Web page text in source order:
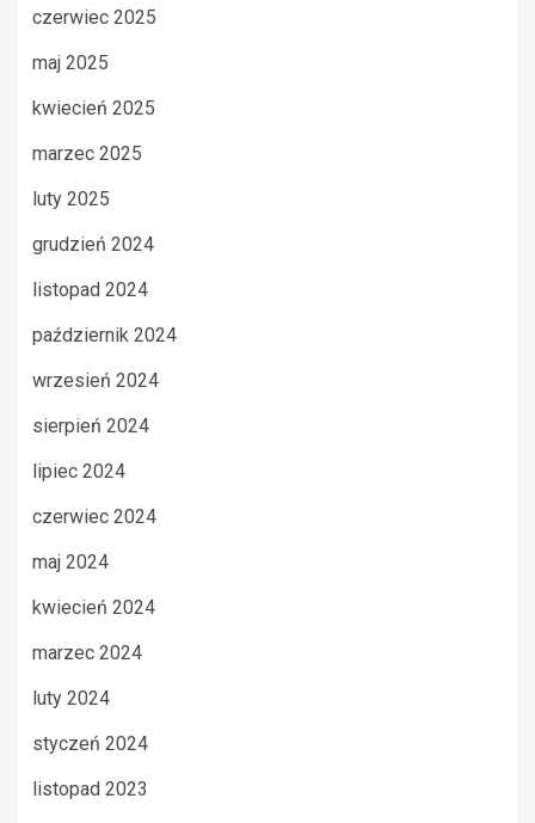
czerwiec 2025
maj 2025
kwiecień 2025
marzec 2025
luty 2025
grudzień 2024
listopad 2024
październik 2024
wrzesień 2024
sierpień 2024
lipiec 2024
czerwiec 2024
maj 2024
kwiecień 2024
marzec 2024
luty 2024
styczeń 2024
listopad 2023